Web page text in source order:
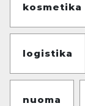
kosmetika
logistika
nuoma